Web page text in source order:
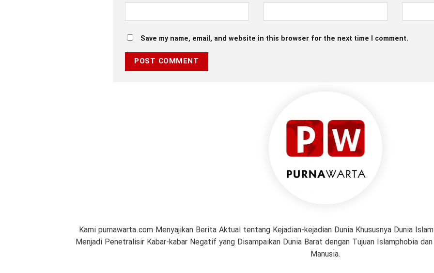
Save my name, email, and website in this browser for the next time I comment.
Kami purnawarta.com Menyajikan Berita Aktual tentang Kejadian-kejadian Dunia Khususnya Dunia
Menjadi Penetralisir Kabar-kabar Negatif yang Disampaikan Dunia Barat dengan Tujuan Islamphobia
Manusia.